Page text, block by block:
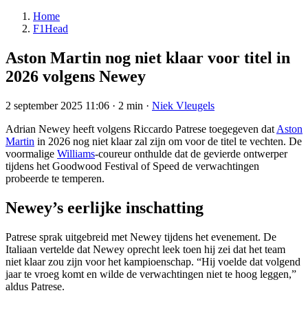
Home
F1Head
Aston Martin nog niet klaar voor titel in
2026 volgens Newey
2 september 2025 11:06 · 2 min · Niek Vleugels
Adrian Newey heeft volgens Riccardo Patrese toegegeven dat Aston
Martin in 2026 nog niet klaar zal zijn om voor de titel te vechten. De
voormalige Williams-coureur onthulde dat de gevierde ontwerper
tijdens het Goodwood Festival of Speed de verwachtingen
probeerde te temperen.
Newey’s eerlijke inschatting
Patrese sprak uitgebreid met Newey tijdens het evenement. De
Italiaan vertelde dat Newey oprecht leek toen hij zei dat het team
niet klaar zou zijn voor het kampioenschap. “Hij voelde dat volgend
jaar te vroeg komt en wilde de verwachtingen niet te hoog leggen,”
aldus Patrese.